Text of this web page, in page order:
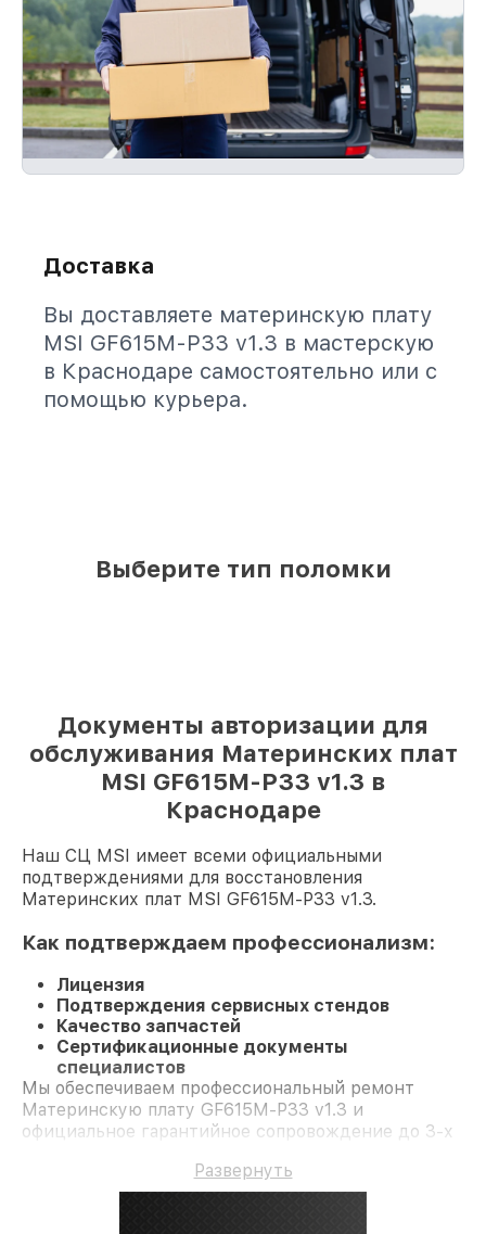
Доставка
Вы доставляете материнскую плату
MSI GF615M-P33 v1.3 в мастерскую
в Краснодаре самостоятельно или с
помощью курьера.
Выберите тип поломки
Документы авторизации для
обслуживания Материнских плат
MSI GF615M-P33 v1.3 в
Краснодаре
Наш СЦ MSI имеет всеми официальными
подтверждениями для восстановления
Материнских плат MSI GF615M-P33 v1.3.
Как подтверждаем профессионализм:
Лицензия
Подтверждения сервисных стендов
Качество запчастей
Сертификационные документы
специалистов
Мы обеспечиваем профессиональный ремонт
Материнскую плату GF615M-P33 v1.3 и
официальное гарантийное сопровождение до 3-х
Развернуть